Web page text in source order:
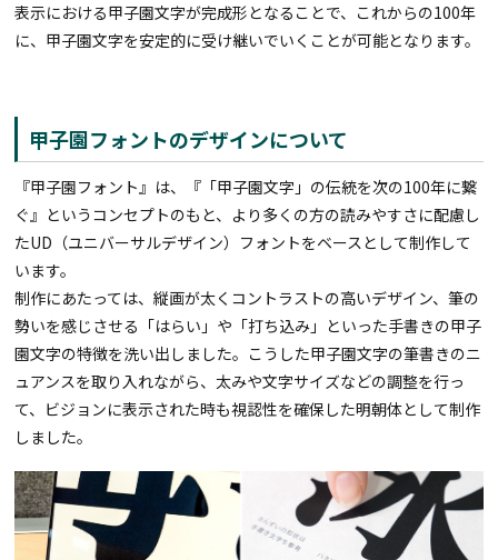
表示における甲子園文字が完成形となることで、これからの100年
に、甲子園文字を安定的に受け継いでいくことが可能となります。
甲子園フォントのデザインについて
『甲子園フォント』は、『「甲子園文字」の伝統を次の100年に繋
ぐ』というコンセプトのもと、より多くの方の読みやすさに配慮し
たUD（ユニバーサルデザイン）フォントをベースとして制作して
います。
制作にあたっては、縦画が太くコントラストの高いデザイン、筆の
勢いを感じさせる「はらい」や「打ち込み」といった手書きの甲子
園文字の特徴を洗い出しました。こうした甲子園文字の筆書きのニ
ュアンスを取り入れながら、太みや文字サイズなどの調整を行っ
て、ビジョンに表示された時も視認性を確保した明朝体として制作
しました。